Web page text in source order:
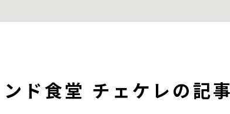
ド食堂 チェケレの記